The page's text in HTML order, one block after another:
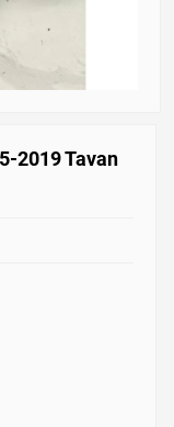
2019 Tavan